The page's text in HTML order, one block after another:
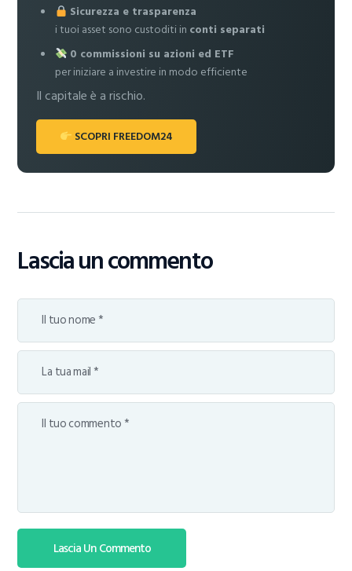
Sicurezza e trasparenza
i tuoi asset sono custoditi in conti separati
0 commissioni su azioni ed ETF
per iniziare a investire in modo efficiente
Il capitale è a rischio.
SCOPRI FREEDOM24
Lascia un commento